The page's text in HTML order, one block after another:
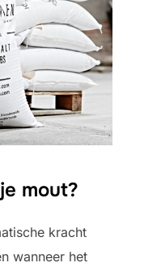
mout?
kracht
wanneer het